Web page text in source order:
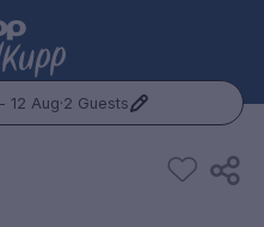
12 Aug·2 Guests